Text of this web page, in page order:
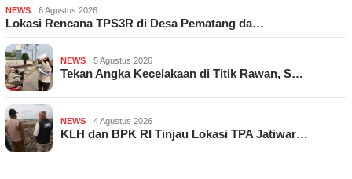
NEWS 6 Agustus 2026
Lokasi Rencana TPS3R di Desa Pematang da…
NEWS 5 Agustus 2026
Tekan Angka Kecelakaan di Titik Rawan, S…
NEWS 4 Agustus 2026
KLH dan BPK RI Tinjau Lokasi TPA Jatiwar…